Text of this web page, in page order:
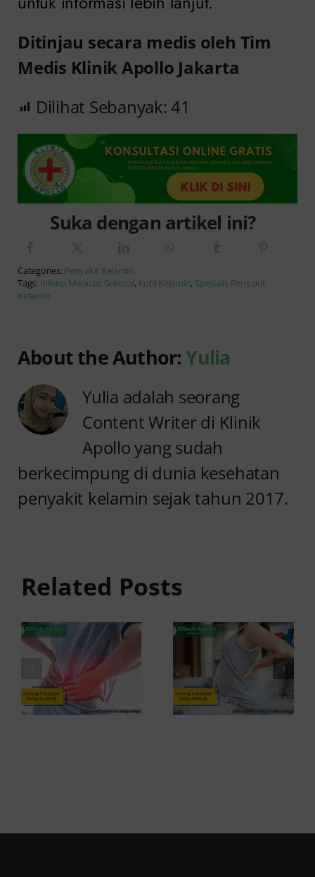
Ditinjau secara medis oleh Tim
Medis Klinik Apollo Jakarta
Dilihat Sebanyak:41
Suka dengan artikel ini?
Categories: Penyakit Kelamin
Tags: Infeksi Menular Seksual, Kutil Kelamin, Spesialis Penyakit
Kelamin
About the Author:Yulia
Yulia adalah seorang
Content Writer di Klinik
Apollo yang sudah
berkecimpung di dunia kesehatan
penyakit kelamin sejak tahun 2017.
Related Posts
Penyebab
Sering
Kambuh
dan Cara
Atasinya
Anyang
Penyebab
dan
Solusinya